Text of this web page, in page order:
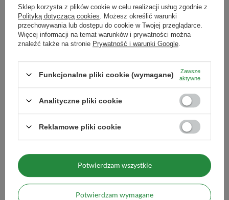
Zobacz również
Zestaw Yerba Mate Rio Parana DLA DWOJGA Matero
Bombilla
124,98 zł
Zestaw Yerba Mate
Bombilla
104,98 zł / zestaw
Sklep korzysta z plików cookie w celu realizacji usług zgodnie z
Polityką dotyczącą cookies . Możesz określić warunki
przechowywania lub dostępu do cookie w Twojej przeglądarce.
Więcej informacji na temat warunków i prywatności można
znaleźć także na stronie Prywatność i warunki Google
Funkcjonalne pliki cookie (wymagane)
Zawsze
aktywne
Analityczne pliki cookie
Reklamowe pliki cookie
Potwierdzam wymagane
Potwierdzam wszystkie